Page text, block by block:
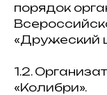
порядок
«Дружеский
1.2.
«Колибри».